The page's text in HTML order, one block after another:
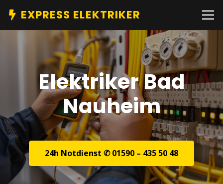
EXPRESS ELEKTRIKER
Elektriker Bad
Nauheim
24h Notdienst ✆ 01590 – 435 50 48